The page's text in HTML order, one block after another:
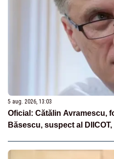
5 aug. 2026, 13:03
Oficial: Cătălin Avramescu,
Băsescu, suspect al